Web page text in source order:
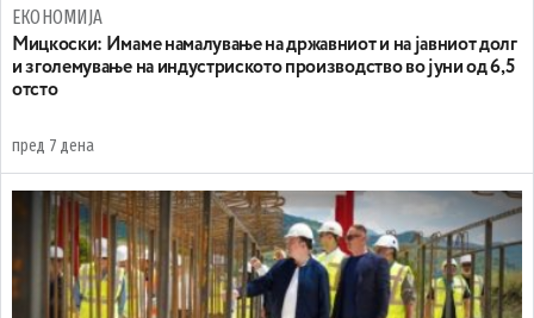
ЕКОНОМИЈА
Mицкоски: Имаме намалување на државниот и на јавниот долг
и зголемување на индустриското производство во јуни од 6,5
отсто
пред 7 дена